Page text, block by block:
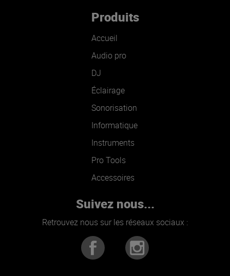
Produits
Accueil
Audio pro
DJ
Éclairage
Sonorisation
Informatique
Instruments
Pro Tools
Accessoires
Suivez nous...
Retrouvez nous sur les réseaux sociaux :